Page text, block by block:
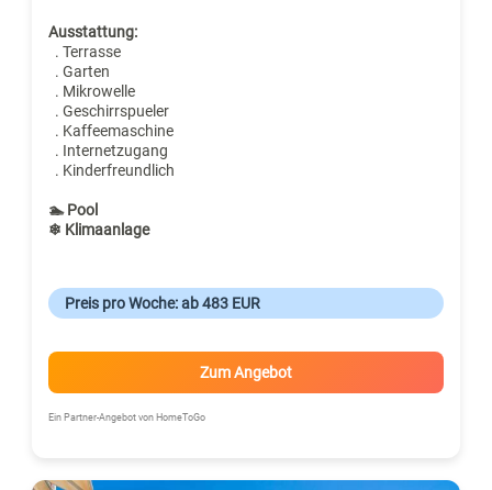
Ausstattung:
. Terrasse
. Garten
. Mikrowelle
. Geschirrspueler
. Kaffeemaschine
. Internetzugang
. Kinderfreundlich
🏊 Pool
❄ Klimaanlage
Preis pro Woche: ab 483 EUR
Zum Angebot
Ein Partner-Angebot von HomeToGo